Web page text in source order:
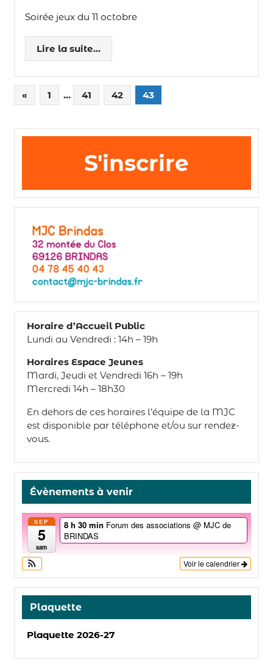
Soirée jeux du 11 octobre
Lire la suite...
« 1 … 41 42 43
S'inscrire
Horaire d’Accueil Public
Lundi au Vendredi : 14h – 19h
Horaires Espace Jeunes
Mardi, Jeudi et Vendredi 16h – 19h
Mercredi 14h – 18h30
En dehors de ces horaires l’équipe de la MJC
est disponible par téléphone et/ou sur rendez-
vous.
Évènements à venir
SEP
5
sam
8 h 30 min Forum des associations @ MJC de
BRINDAS
Voir le calendrier
Plaquette
Plaquette 2026-27